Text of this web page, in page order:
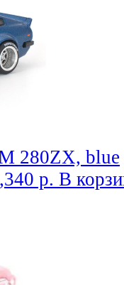
280ZX, blue
р. В